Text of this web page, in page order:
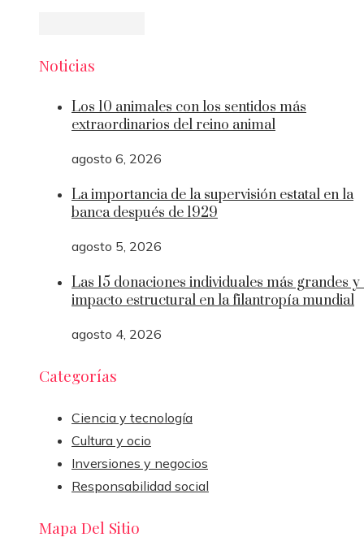
Noticias
Los 10 animales con los sentidos más
extraordinarios del reino animal
agosto 6, 2026
La importancia de la supervisión estatal en la
banca después de 1929
agosto 5, 2026
Las 15 donaciones individuales más grandes y
impacto estructural en la filantropía mundial
agosto 4, 2026
Categorías
Ciencia y tecnología
Cultura y ocio
Inversiones y negocios
Responsabilidad social
Mapa Del Sitio